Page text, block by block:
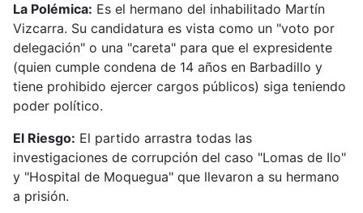
La Polémica: Es el hermano del inhabilitado Martín
Vizcarra. Su candidatura es vista como un "voto por
delegación" o una "careta" para que el expresidente
(quien cumple condena de 14 años en Barbadillo y
tiene prohibido ejercer cargos públicos) siga teniendo
poder político.
El Riesgo: El partido arrastra todas las
investigaciones de corrupción del caso "Lomas de Ilo"
y "Hospital de Moquegua" que llevaron a su hermano
a prisión.